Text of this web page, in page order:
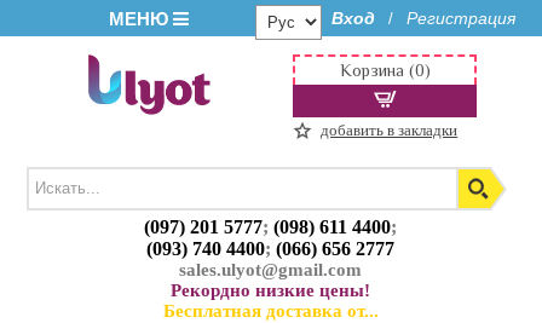
МЕНЮ Вход / Регистрация
(097) 201 5777;(098) 611 4400;
(093) 740 4400;(066) 656 2777
sales.ulyot@gmail.com
Рекордно низкие цены!
Бесплатная доставка от...
Корзина (0)
добавить в закладки